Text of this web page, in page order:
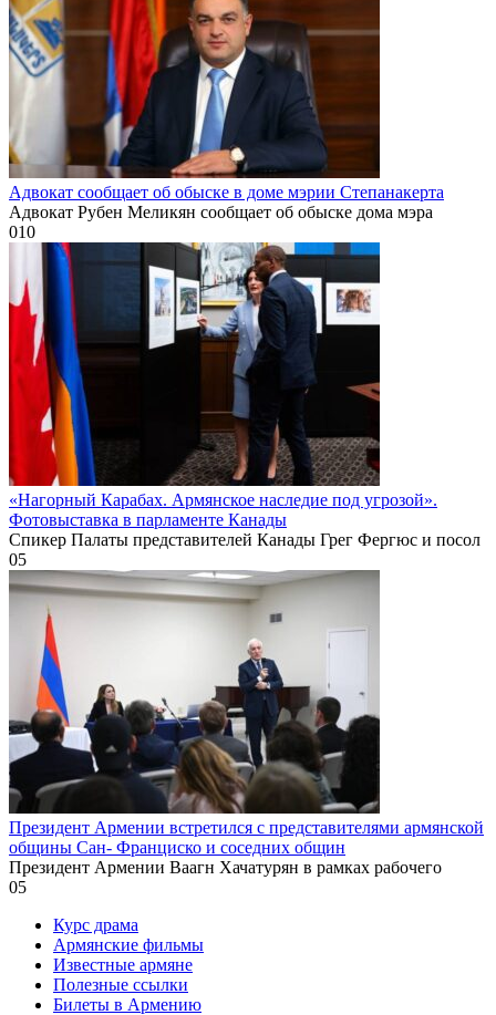
Адвокат сообщает об обыске в доме мэрии Степанакерта
Адвокат Рубен Меликян сообщает об обыске дома мэра
010
«Нагорный Карабах. Армянское наследие под угрозой».
Фотовыставка в парламенте Канады
Спикер Палаты представителей Канады Грег Фергюс и посол
05
Президент Армении встретился с представителями армянской
общины Сан- Франциско и соседних общин
Президент Армении Ваагн Хачатурян в рамках рабочего
05
Курс драма
Армянские фильмы
Известные армяне
Полезные ссылки
Билеты в Армению